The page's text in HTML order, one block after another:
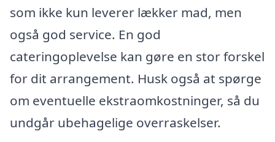
som ikke kun leverer lækker mad, men
også god service. En god
cateringoplevelse kan gøre en stor forskel
for dit arrangement. Husk også at spørge
om eventuelle ekstraomkostninger, så du
undgår ubehagelige overraskelser.